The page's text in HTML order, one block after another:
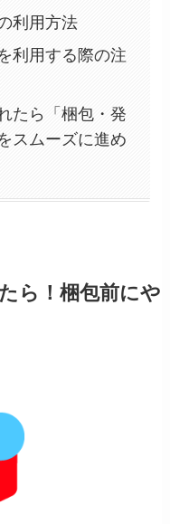
利用方法
利用する際の注
たら「梱包・発
スムーズに進め
ら！梱包前にや